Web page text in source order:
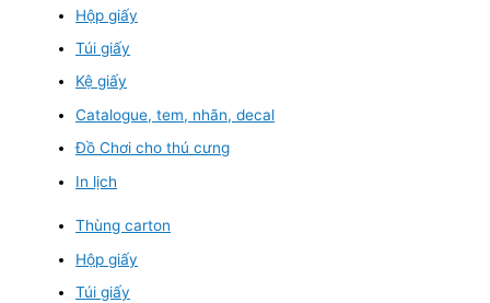
Hộp giấy
Túi giấy
Kệ giấy
Catalogue, tem, nhãn, decal
Đồ Chơi cho thú cưng
In lịch
Thùng carton
Hộp giấy
Túi giấy